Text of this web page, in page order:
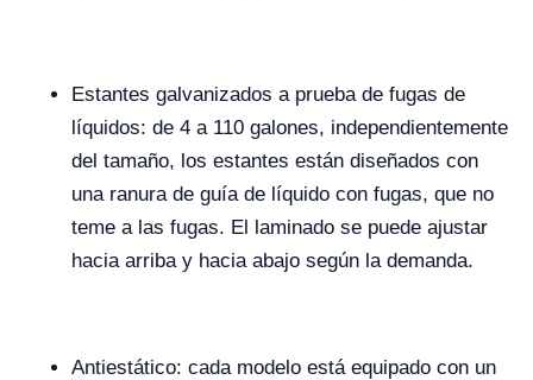
Estantes galvanizados a prueba de fugas de
líquidos: de 4 a 110 galones, independientemente
del tamaño, los estantes están diseñados con
una ranura de guía de líquido con fugas, que no
teme a las fugas. El laminado se puede ajustar
hacia arriba y hacia abajo según la demanda.
Antiestático: cada modelo está equipado con un